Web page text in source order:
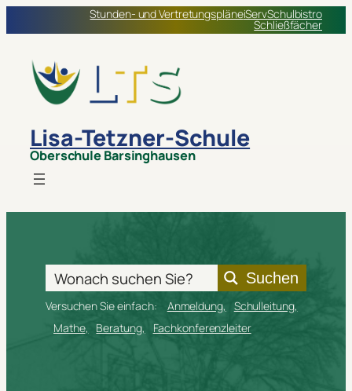
Stunden- und VertretungspläneiServSchulbistro
Schließfächer
Lisa-Tetzner-Schule
Oberschule Barsinghausen
Suchen
Versuchen Sie einfach: Anmeldung
Schulleitung
Mathe
Beratung Fachkonferenzleiter